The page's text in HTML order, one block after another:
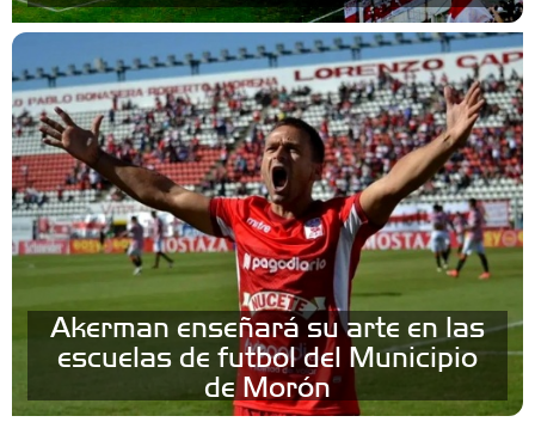
Akerman enseñará su arte en las
escuelas de futbol del Municipio
de Morón